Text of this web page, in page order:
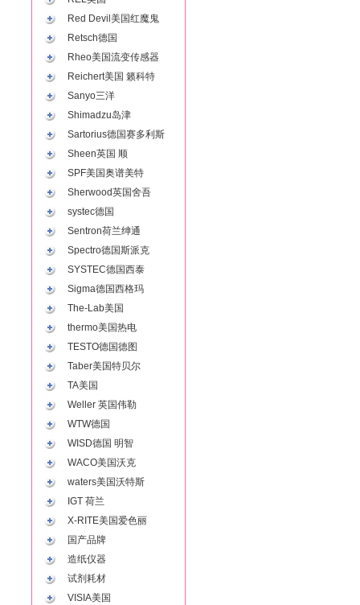
Red Devil美国红魔鬼
Retsch德国
Rheo美国流变传感器
Reichert美国 籁科特
Sanyo三洋
Shimadzu岛津
Sartorius德国赛多利斯
Sheen英国 顺
SPF美国奥谱美特
Sherwood英国舍吾
systec德国
Sentron荷兰绅通
Spectro德国斯派克
SYSTEC德国西泰
Sigma德国西格玛
The-Lab美国
thermo美国热电
TESTO德国德图
Taber美国特贝尔
TA美国
Weller 英国伟勒
WTW德国
WISD德国 明智
WACO美国沃克
waters美国沃特斯
IGT 荷兰
X-RITE美国爱色丽
国产品牌
造纸仪器
试剂耗材
VISIA美国